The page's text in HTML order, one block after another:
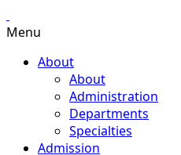
Menu
About
About
Administration
Departments
Specialties
Admission